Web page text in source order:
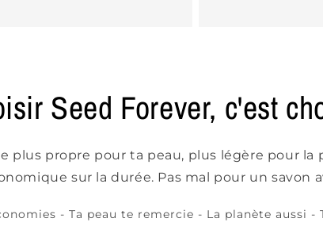
Seed Forever, c'est
plus propre pour ta peau, plus légère pour la
sur la durée. Pas mal pour un savon
- Ta peau te remercie - La planète aussi